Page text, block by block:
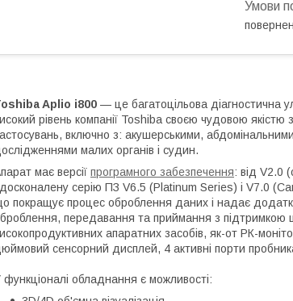
Aplio i800 — це багатоцільова діагностична
рівень компанії Toshiba своєю чудовою
включно з: акушерськими,
малих органів і судин.
має версії програмного забезпечення: від V2.0
серію ПЗ V6.5 (Platinum Series) і V7.0
покращує процес оброблення даних і надає
передавання та приймання з підтримкою
апаратних засобів, як-от РК-
сенсорний дисплей, 4 активні порти
функціоналі обладнання є можливості: